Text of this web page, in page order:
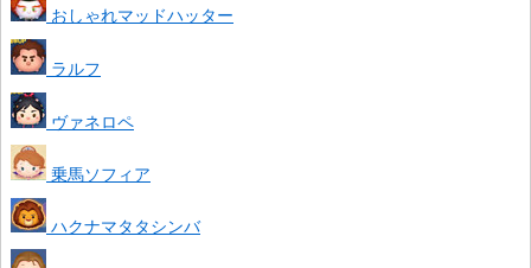
おしゃれマッドハッター
ラルフ
ヴァネロペ
乗馬ソフィア
ハクナマタタシンバ